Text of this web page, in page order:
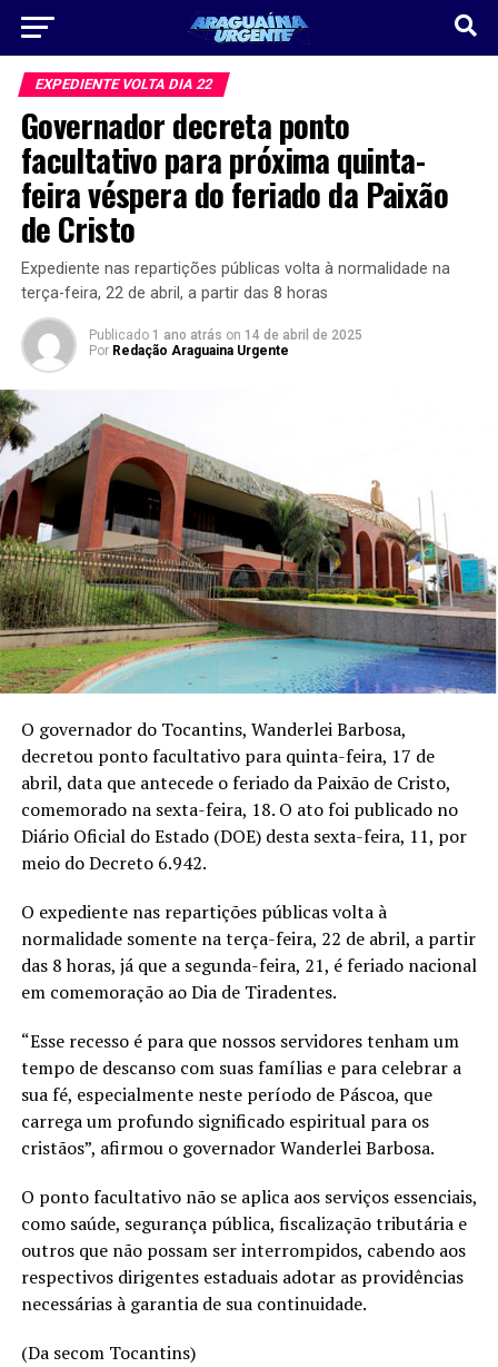
EXPEDIENTE VOLTA DIA 22
Governador decreta ponto
facultativo para próxima quinta-
feira véspera do feriado da Paixão
de Cristo
Expediente nas repartições públicas volta à normalidade na
terça-feira, 22 de abril, a partir das 8 horas
Publicado 1 ano atrás on 14 de abril de 2025
Por Redação Araguaina Urgente
O governador do Tocantins, Wanderlei Barbosa,
decretou ponto facultativo para quinta-feira, 17 de
abril, data que antecede o feriado da Paixão de Cristo,
comemorado na sexta-feira, 18. O ato foi publicado no
Diário Oficial do Estado (DOE) desta sexta-feira, 11, por
meio do Decreto 6.942.
O expediente nas repartições públicas volta à
normalidade somente na terça-feira, 22 de abril, a partir
das 8 horas, já que a segunda-feira, 21, é feriado nacional
em comemoração ao Dia de Tiradentes.
“Esse recesso é para que nossos servidores tenham um
tempo de descanso com suas famílias e para celebrar a
sua fé, especialmente neste período de Páscoa, que
carrega um profundo significado espiritual para os
cristãos”, afirmou o governador Wanderlei Barbosa.
O ponto facultativo não se aplica aos serviços essenciais,
como saúde, segurança pública, fiscalização tributária e
outros que não possam ser interrompidos, cabendo aos
respectivos dirigentes estaduais adotar as providências
necessárias à garantia de sua continuidade.
(Da secom Tocantins)